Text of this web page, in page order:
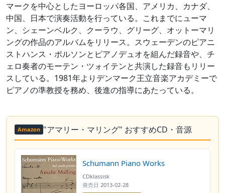
マークを中心としたヨーロッパ各国、アメリカ、カナダ、
中国、日本で演奏活動を行っている。これまでにューマ
ン、シェーンベルク、クーラウ、グリーグ、オットーマリ
ングの作品のアルバムをリリース。スウェーデンのピアニ
ストハンス・ポルソンとピアノデュオを組んだ録音や、チ
ェロ奏者のモーテン・ツォイテンと共演した録音もリリー
スしている。1981年よりデンマーク王立音楽アカデミーで
ピアノの準教授を務め、後進の指導にあたっている。
Amazon "アマリー・マリング" おすすめCD・音源
Schumann Piano Works
CDklassisk
発売日 2013-02-28